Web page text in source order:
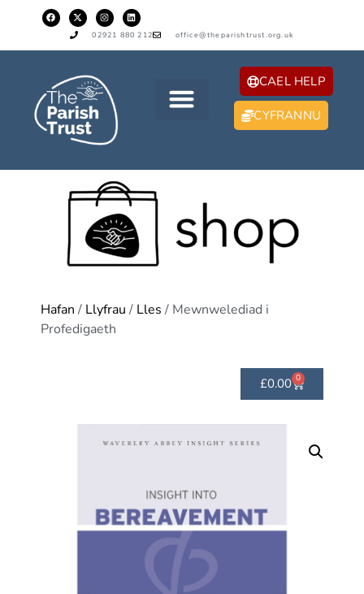
02921 880 212 office@theparishtrust.org.uk
CAEL HELP
CYFRANNU
Hafan / Llyfrau / Lles / Mewnwelediad i
Profedigaeth
£0.00 0